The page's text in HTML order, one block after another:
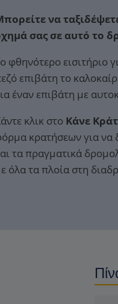
να
σας σε αυτό το
φθηνότερο εισιτήριο
επιβάτη το
έναν επιβάτη με
κλικ στο Κάνε
κρατήσεων για να
τα πραγματικά
όλα τα πλοία στη